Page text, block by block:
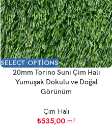
SELECT OPTIONS
20mm Torino Suni Çim Halı
Yumuşak Dokulu ve Doğal
Görünüm
Çim Halı
₺535,00 m²